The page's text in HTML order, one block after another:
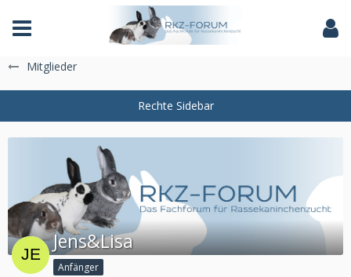
Das Fachforum der Rassekaninchenzucht
Mitglieder
Jens&Lisa
Anfänger